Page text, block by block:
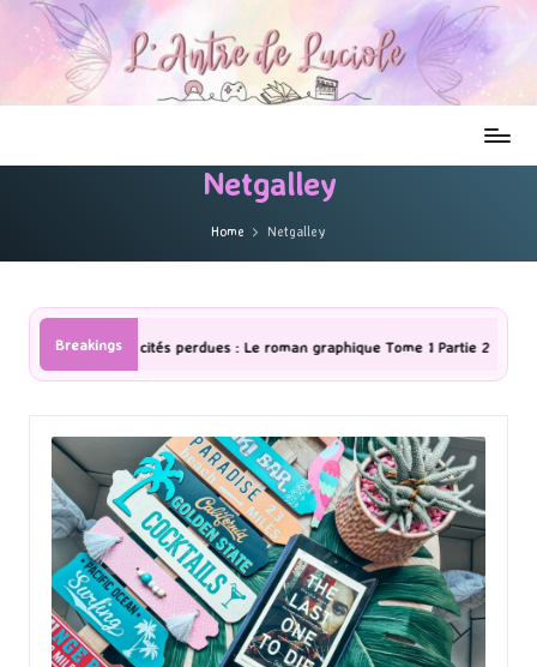
Netgalley
Home Netgalley
Breakings
Tome 1 Partie 2 [Série TV] The Madison : J’ai adoré !